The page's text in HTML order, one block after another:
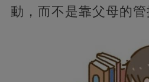
動，而不是靠父母的管